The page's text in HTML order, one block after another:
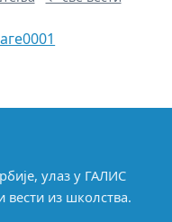
улаз у ГАЛИС
из школства.